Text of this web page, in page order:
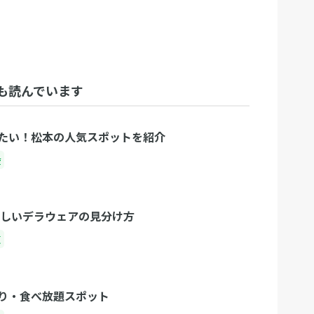
読んでいます
い！松本の人気スポットを紹介
いデラウェアの見分け方
・食べ放題スポット